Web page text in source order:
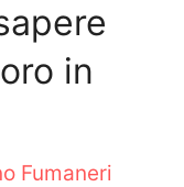
in
Fumaneri